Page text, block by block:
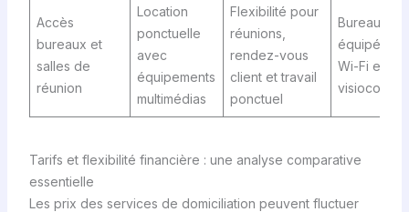
Accès
bureaux et
salles de
réunion
Location
ponctuelle
avec
équipements
multimédias
Flexibilité pour
réunions,
rendez-vous
client et travail
ponctuel
Bureaux
équipés
Wi-Fi et
Tarifs et flexibilité financière : une analyse comparative
essentielle
Les prix des services de domiciliation peuvent fluctuer